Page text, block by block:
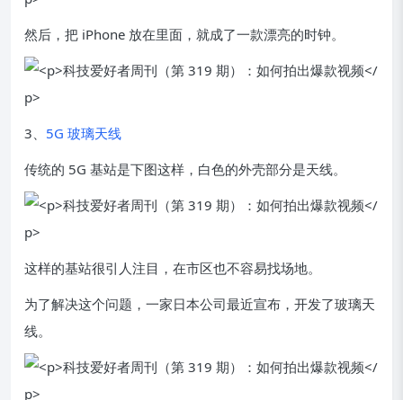
然后，把 iPhone 放在里面，就成了一款漂亮的时钟。
3、 5G 玻璃天线
传统的 5G 基站是下图这样，白色的外壳部分是天线。
这样的基站很引人注目，在市区也不容易找场地。
为了解决这个问题，一家日本公司最近宣布，开发了玻璃天
线。